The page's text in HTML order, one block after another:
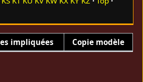
impliquées Copie modèle